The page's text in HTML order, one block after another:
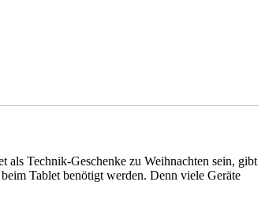
als Technik-Geschenke zu Weihnachten sein, gibt
Tablet benötigt werden. Denn viele Geräte